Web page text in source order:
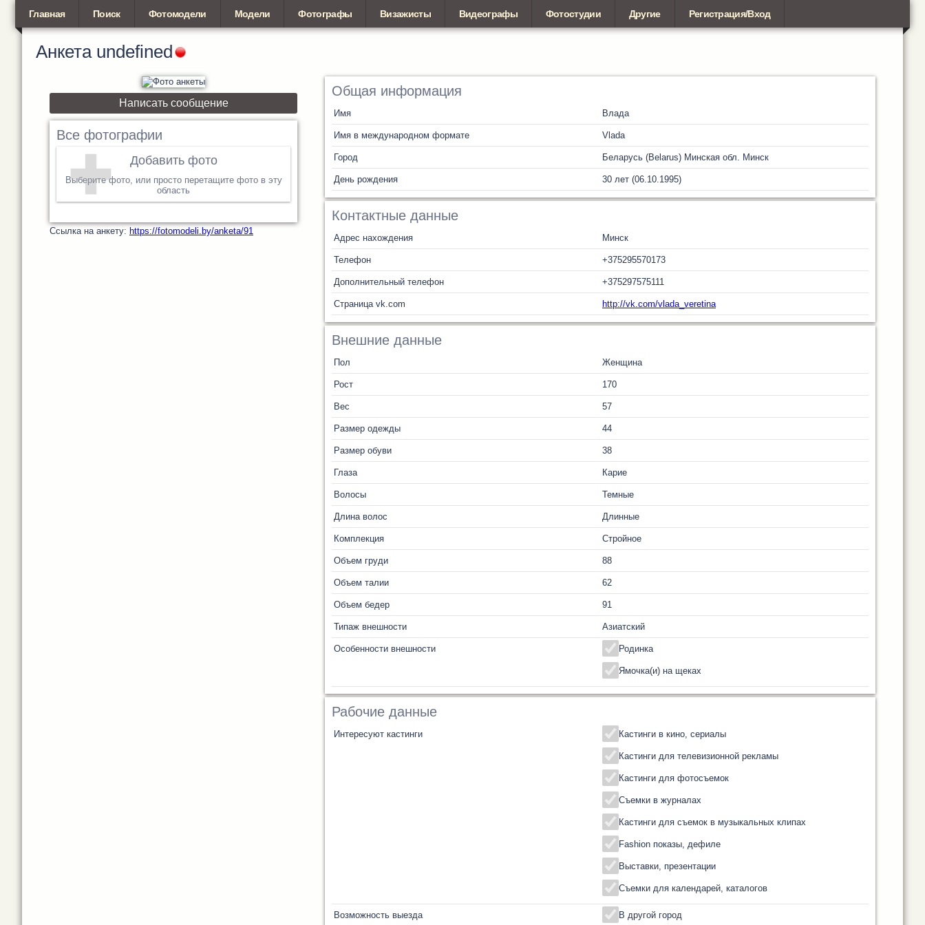
Главная Поиск Фотомодели Модели Фотографы Визажисты Видеографы Фотостудии Другие Регистрация/Вход
Анкета undefined
Написать сообщение
Все фотографии
Добавить фото
Выберите фото, или просто перетащите фото в эту
область
Cсылка на анкету: https://fotomodeli.by/anketa/91
Общая информация
Имя Влада
Имя в международном формате Vlada
Город Беларусь (Belarus) Минская обл. Минск
День рождения 30 лет (06.10.1995)
Контактные данные
Адрес нахождения Минск
Телефон +375295570173
Дополнительный телефон +375297575111
Страница vk.com http://vk.com/vlada_veretina
Внешние данные
Пол Женщина
Рост 170
Вес 57
Размер одежды 44
Размер обуви 38
Глаза Карие
Волосы Темные
Длина волос Длинные
Комплекция Стройное
Объем груди 88
Объем талии 62
Объем бедер 91
Типаж внешности Азиатский
Особенности внешности Родинка
Ямочка(и) на щеках
Рабочие данные
Интересуют кастинги Кастинги в кино, сериалы
Кастинги для телевизионной рекламы
Кастинги для фотосъемок
Съемки в журналах
Кастинги для съемок в музыкальных клипах
Fashion показы, дефиле
Выставки, презентации
Съемки для календарей, каталогов
Возможность выезда В другой город